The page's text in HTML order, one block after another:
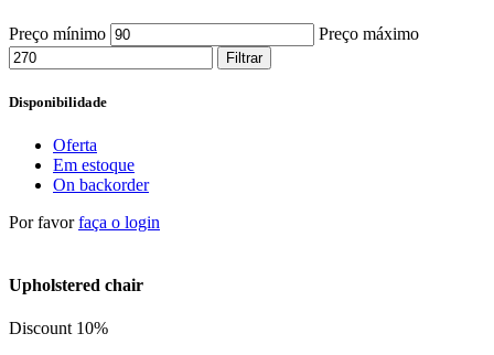
Preço mínimo Preço máximo
Filtrar
Disponibilidade
Oferta
Em estoque
On backorder
Por favorfaça o login
Upholstered chair
Discount 10%